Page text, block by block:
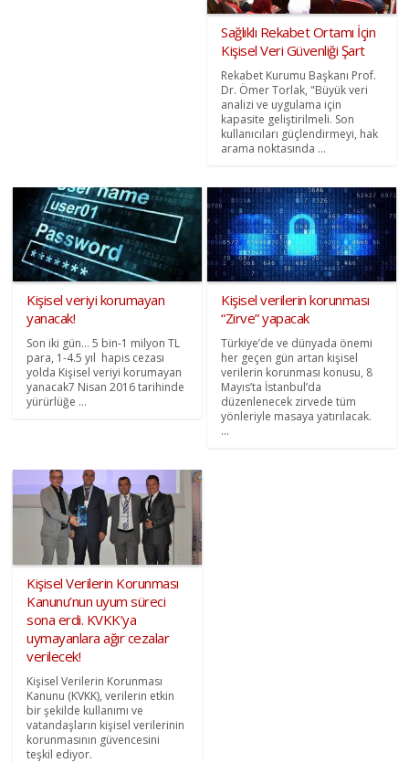
Sağlıklı Rekabet Ortamı İçin
Kişisel Veri Güvenliği Şart
Rekabet Kurumu Başkanı Prof.
Dr. Ömer Torlak, "Büyük veri
analizi ve uygulama için
kapasite geliştirilmeli. Son
kullanıcıları güçlendirmeyi, hak
arama noktasında ...
Kişisel veriyi korumayan
yanacak!
Son iki gün… 5 bin-1 milyon TL
para, 1-4.5 yıl hapis cezası
yolda Kişisel veriyi korumayan
yanacak7 Nisan 2016 tarihinde
yürürlüğe ...
Kişisel verilerin korunması
“Zirve” yapacak
Türkiye’de ve dünyada önemi
her geçen gün artan kişisel
verilerin korunması konusu, 8
Mayıs’ta İstanbul’da
düzenlenecek zirvede tüm
yönleriyle masaya yatırılacak.
...
Kişisel Verilerin Korunması
Kanunu’nun uyum süreci
sona erdi. KVKK’ya
uymayanlara ağır cezalar
verilecek!
Kişisel Verilerin Korunması
Kanunu (KVKK), verilerin etkin
bir şekilde kullanımı ve
vatandaşların kişisel verilerinin
korunmasının güvencesini
teşkil ediyor.